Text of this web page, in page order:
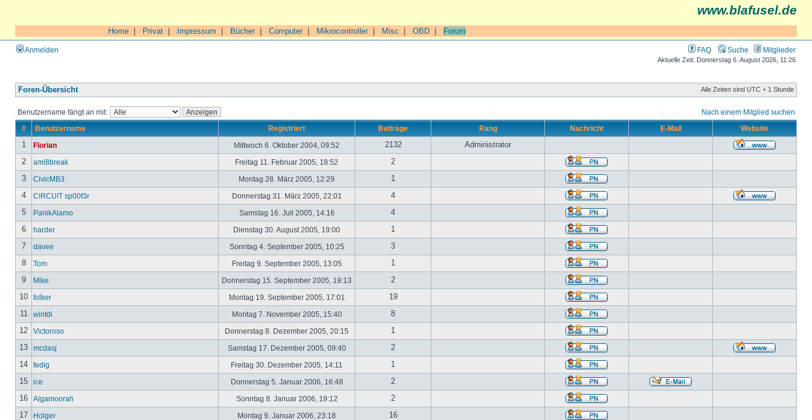
www.blafusel.de
Home Privat Impressum Bücher| Computer| Mikrocontroller| Misc OBD Forum
Anmelden FAQ Suche Mitglieder
Aktuelle Zeit: Donnerstag 6. August 2026, 11:26
Foren-Übersicht Alle Zeiten sind UTC + 1 Stunde
Benutzername fängt an mit: Nach einem Mitglied suchen
# Benutzername Registriert Beiträge Rang Nachricht E-Mail Website
1 Florian Mittwoch 6. Oktober 2004, 09:52 2132
Administrator
2
ami8break Freitag 11. Februar 2005, 18:52
2
3
CivicMB3 Montag 28. März 2005, 12:29
1
4
C!RCU!T sp00f3r Donnerstag 31. März 2005, 22:01
4
5
PanikAlamo Samstag 16. Juli 2005, 14:16
4
6
harder Dienstag 30. August 2005, 19:00
1
7
davee Sonntag 4. September 2005, 10:25
3
8
Tom Freitag 9. September 2005, 13:05
1
9
Mike Donnerstag 15. September 2005, 19:13
2
10
folker Montag 19. September 2005, 17:01
19
11
wintdi Montag 7. November 2005, 15:40
8
12
Victoroso Donnerstag 8. Dezember 2005, 20:15
1
13
mcdasj Samstag 17. Dezember 2005, 09:40
2
14
fedig Freitag 30. Dezember 2005, 14:11
1
15
ice Donnerstag 5. Januar 2006, 16:48
2
16
Algamoorah Sonntag 8. Januar 2006, 19:12
2
17
Holger Montag 9. Januar 2006, 23:18
16